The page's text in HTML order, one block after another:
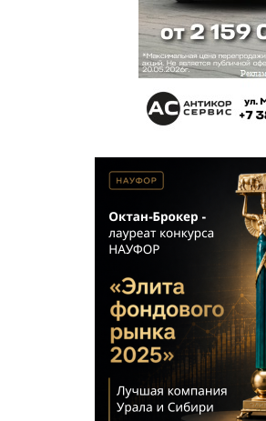
Конкурент 6 июня 2021 в 16:24:
Ему 37. Осталось три года?!